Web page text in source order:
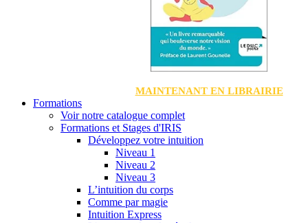
MAINTENANT EN LIBRAIRIE
Formations
Voir notre catalogue complet
Formations et Stages d'IRIS
Développez votre intuition
Niveau 1
Niveau 2
Niveau 3
L’intuition du corps
Comme par magie
Intuition Express